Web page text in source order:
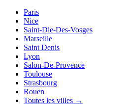
Paris
Nice
Saint-Die-Des-Vosges
Marseille
Saint Denis
Lyon
Salon-De-Provence
Toulouse
Strasbourg
Rouen
Toutes les villes →